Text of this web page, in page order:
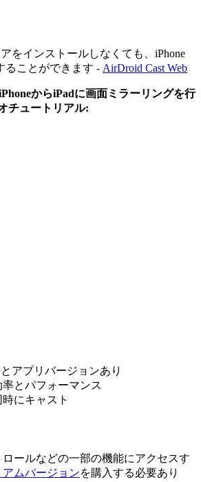
をインストールしなくても、iPhone
ることができます - AirDroid Cast Web
からiPadに画面ミラーリングを行
チュートリアル:
アプリバージョンあり
とパフォーマンス
にキャスト
ロールなどの一部の機能にアクセスす
アムバージョンを購入する必要あり